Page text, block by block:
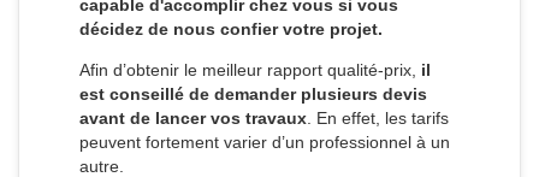
capable d'accomplir chez vous si vous
décidez de nous confier votre projet.
Afin d’obtenir le meilleur rapport qualité-prix, il
est conseillé de demander plusieurs devis
avant de lancer vos travaux . En effet, les tarifs
peuvent fortement varier d’un professionnel à un
autre.